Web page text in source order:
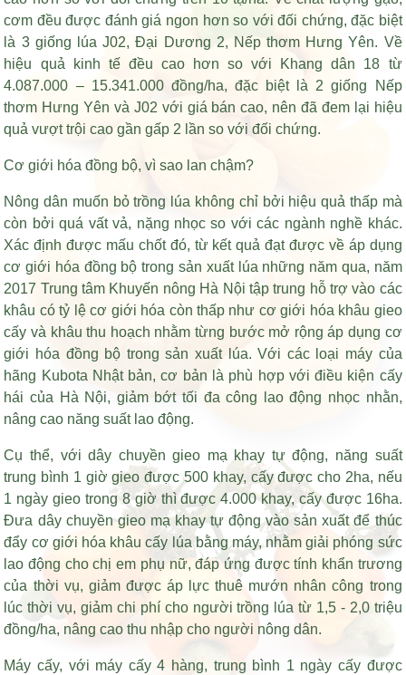
cơm đều được đánh giá ngon hơn so với đối chứng, đặc biệt
là 3 giống lúa J02, Đại Dương 2, Nếp thơm Hưng Yên. Về
hiệu quả kinh tế đều cao hơn so với Khang dân 18 từ
4.087.000 – 15.341.000 đồng/ha, đặc biệt là 2 giống Nếp
thơm Hưng Yên và J02 với giá bán cao, nên đã đem lại hiệu
quả vượt trội cao gần gấp 2 lần so với đối chứng.
Cơ giới hóa đồng bộ, vì sao lan chậm?
Nông dân muốn bỏ trồng lúa không chỉ bởi hiệu quả thấp mà
còn bởi quá vất vả, nặng nhọc so với các ngành nghề khác.
Xác định được mấu chốt đó, từ kết quả đạt được về áp dụng
cơ giới hóa đồng bộ trong sản xuất lúa những năm qua, năm
2017 Trung tâm Khuyến nông Hà Nội tập trung hỗ trợ vào các
khâu có tỷ lệ cơ giới hóa còn thấp như cơ giới hóa khâu gieo
cấy và khâu thu hoạch nhằm từng bước mở rộng áp dụng cơ
giới hóa đồng bộ trong sản xuất lúa. Với các loại máy của
hãng Kubota Nhật bản, cơ bản là phù hợp với điều kiện cấy
hái của Hà Nội, giảm bớt tối đa công lao động nhọc nhằn,
nâng cao năng suất lao động.
Cụ thể, với dây chuyền gieo mạ khay tự động, năng suất
trung bình 1 giờ gieo được 500 khay, cấy được cho 2ha, nếu
1 ngày gieo trong 8 giờ thì được 4.000 khay, cấy được 16ha.
Đưa dây chuyền gieo mạ khay tự động vào sản xuất để thúc
đẩy cơ giới hóa khâu cấy lúa bằng máy, nhằm giải phóng sức
lao động cho chị em phụ nữ, đáp ứng được tính khẩn trương
của thời vụ, giảm được áp lực thuê mướn nhân công trong
lúc thời vụ, giảm chi phí cho người trồng lúa từ 1,5 - 2,0 triệu
đồng/ha, nâng cao thu nhập cho người nông dân.
Máy cấy, với máy cấy 4 hàng, trung bình 1 ngày cấy được